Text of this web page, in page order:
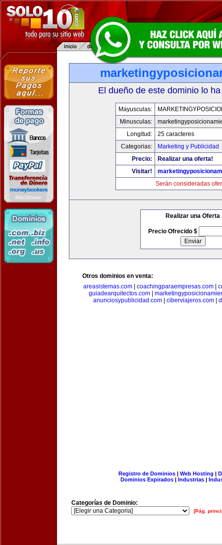
El dueño de este dominio lo
Mayusculas:
Minusculas:
Longitud:
25 caracteres
Categorias:
Marketing y Publicidad
Precio:
Realizar una oferta!
Visitar!
Serán consideradas
Realizar una Oferta
Precio Ofrecido $
Otros dominios en venta:
areasistemas.com| coachingparaempresas.com|
guiadearquitectos.com
anunciosypublicidad.com| ciberviajeros.com|
Registro de Dominios| Web Hosting |
Dominios Expirados | Industrias |
Categorías de Dominio:
[Pág.